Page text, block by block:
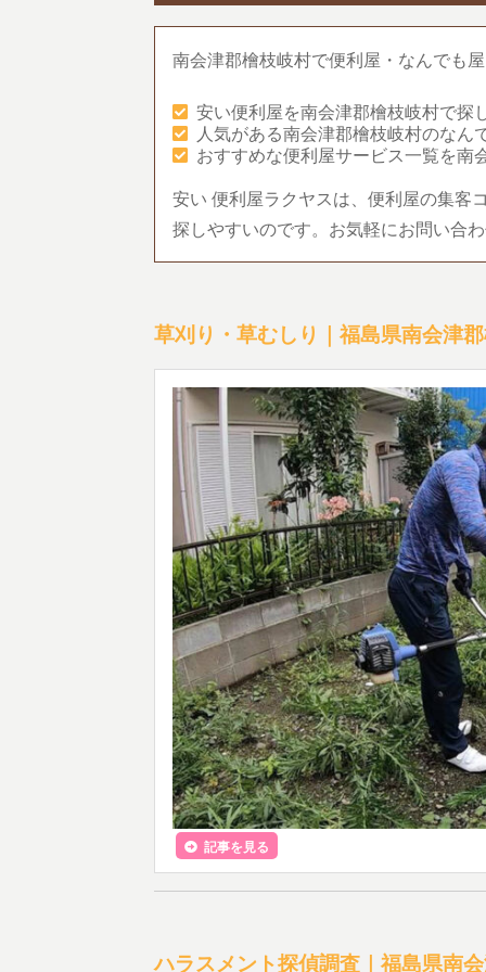
南会津郡檜枝岐村で便利屋・なんでも
安い便利屋を南会津郡檜枝岐村で探
人気がある南会津郡檜枝岐村のな
おすすめな便利屋サービス一覧を南
安い 便利屋ラクヤスは、便利屋の集客
探しやすいのです。お気軽にお問い合
草刈り・草むしり｜福島県南会津
記事を見る
ハラスメント探偵調査｜福島県南